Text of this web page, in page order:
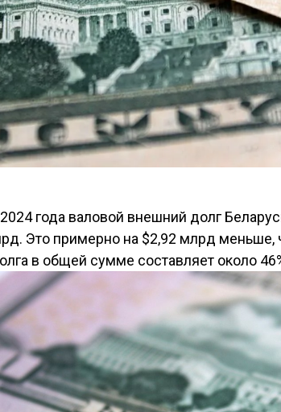
года валовой внешний долг
Это примерно на $2,92 млрд меньше,
в общей сумме составляет около